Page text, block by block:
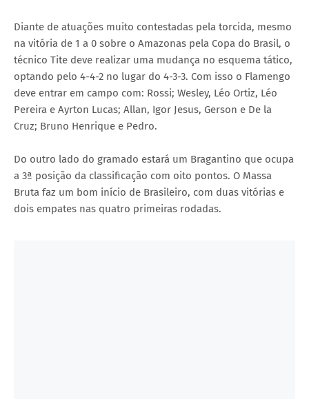
Diante de atuações muito contestadas pela torcida, mesmo
na vitória de 1 a 0 sobre o Amazonas pela Copa do Brasil, o
técnico Tite deve realizar uma mudança no esquema tático,
optando pelo 4-4-2 no lugar do 4-3-3. Com isso o Flamengo
deve entrar em campo com: Rossi; Wesley, Léo Ortiz, Léo
Pereira e Ayrton Lucas; Allan, Igor Jesus, Gerson e De la
Cruz; Bruno Henrique e Pedro.
Do outro lado do gramado estará um Bragantino que ocupa
a 3ª posição da classificação com oito pontos. O Massa
Bruta faz um bom início de Brasileiro, com duas vitórias e
dois empates nas quatro primeiras rodadas.